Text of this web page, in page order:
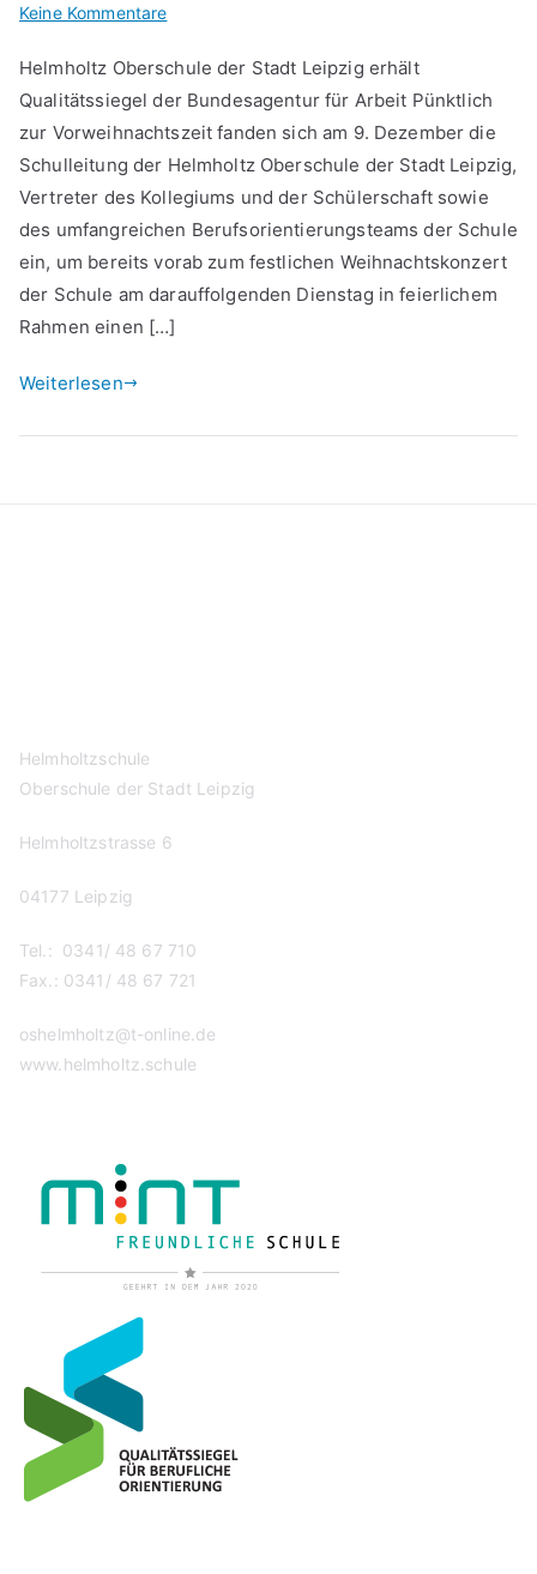
Keine Kommentarezu
für
berufliche
Orientierung
Helmholtz Oberschule der Stadt Leipzig erhält
Qualitätssiegel der Bundesagentur für Arbeit Pünktlich
zur Vorweihnachtszeit fanden sich am 9. Dezember die
Schulleitung der Helmholtz Oberschule der Stadt Leipzig,
Vertreter des Kollegiums und der Schülerschaft sowie
des umfangreichen Berufsorientierungsteams der Schule
ein, um bereits vorab zum festlichen Weihnachtskonzert
der Schule am darauffolgenden Dienstag in feierlichem
Rahmen einen […]
Weiterlesen
Helmholtzschule
Oberschule der Stadt Leipzig
Helmholtzstrasse 6
04177 Leipzig
Tel.: 0341/ 48 67 710
Fax.: 0341/ 48 67 721
oshelmholtz@t-online.de
www.helmholtz.schule